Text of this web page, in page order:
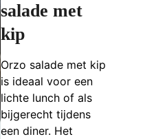
salade met
kip
Orzo salade met kip
is ideaal voor een
lichte lunch of als
bijgerecht tijdens
een diner. Het